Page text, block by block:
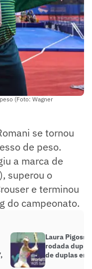
(Foto: Wagner
se tornou
de peso.
a marca de
superou o
e terminou
do campeonato.
Laura Pigossi
rodada dupla
de duplas em